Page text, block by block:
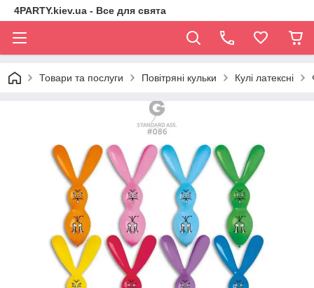
4PARTY.kiev.ua - Все для свята
Товари та послуги Повітряні кульки Кулі латексні